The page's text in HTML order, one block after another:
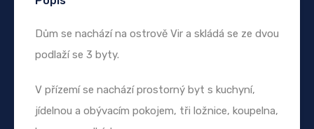
Dům se nachází na ostrově Vir a skládá se ze dvou
podlaží se 3 byty.
V přízemí se nachází prostorný byt s kuchyní,
jídelnou a obývacím pokojem, tři ložnice, koupelna,